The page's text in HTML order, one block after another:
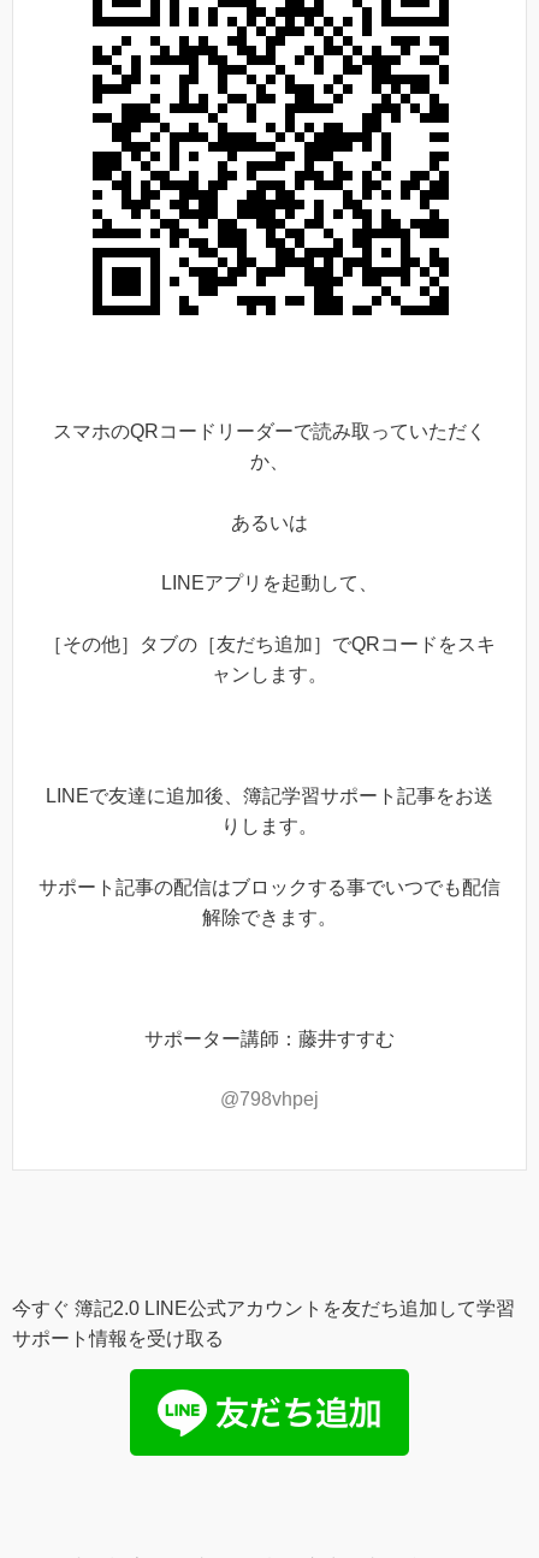
スマホのQRコードリーダーで読み取っていただく
か、
あるいは
LINEアプリを起動して、
［その他］タブの［友だち追加］でQRコードをスキ
ャンします。
LINEで友達に追加後、簿記学習サポート記事をお送
りします。
サポート記事の配信はブロックする事でいつでも配信
解除できます。
サポーター講師：藤井すすむ
@798vhpej
今すぐ 簿記2.0 LINE公式アカウントを友だち追加して学習
サポート情報を受け取る